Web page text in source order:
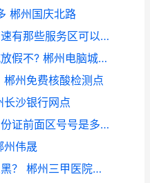
郴州国庆北路
平桥区到湖南郴州京港澳高速有那些服务区可以做核酸？ 京港澳高速37个服务区
国庆期间重庆石桥铺电脑城放假不? 郴州电脑城国庆上班吗
州免费核酸检测点
沙银行网点
湖南省郴州地区白露塘镇身份证前面区号号是多少？ 湖南郴州身份证前六位
州伟晟
为什么郴州三甲医院也那么黑？ 郴州三甲医院男科